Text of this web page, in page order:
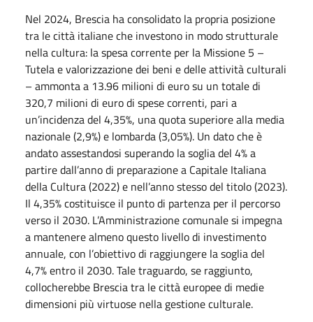
Nel 2024, Brescia ha consolidato la propria posizione
tra le città italiane che investono in modo strutturale
nella cultura: la spesa corrente per la Missione 5 –
Tutela e valorizzazione dei beni e delle attività culturali
– ammonta a 13.96 milioni di euro su un totale di
320,7 milioni di euro di spese correnti, pari a
un’incidenza del 4,35%, una quota superiore alla media
nazionale (2,9%) e lombarda (3,05%). Un dato che è
andato assestandosi superando la soglia del 4% a
partire dall’anno di preparazione a Capitale Italiana
della Cultura (2022) e nell’anno stesso del titolo (2023).
Il 4,35% costituisce il punto di partenza per il percorso
verso il 2030. L’Amministrazione comunale si impegna
a mantenere almeno questo livello di investimento
annuale, con l’obiettivo di raggiungere la soglia del
4,7% entro il 2030. Tale traguardo, se raggiunto,
collocherebbe Brescia tra le città europee di medie
dimensioni più virtuose nella gestione culturale.